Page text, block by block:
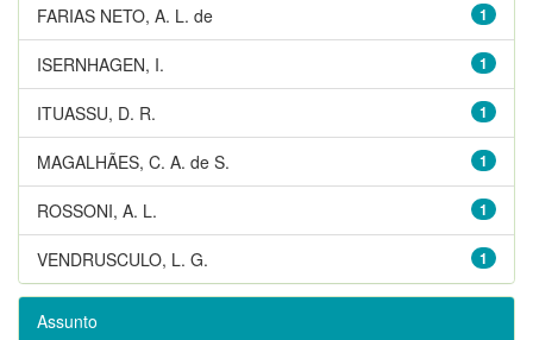
1
FARIAS NETO, A. L. de
1
ISERNHAGEN, I.
1
ITUASSU, D. R.
1
MAGALHÃES, C. A. de S.
1
ROSSONI, A. L.
1
VENDRUSCULO, L. G.
Assunto